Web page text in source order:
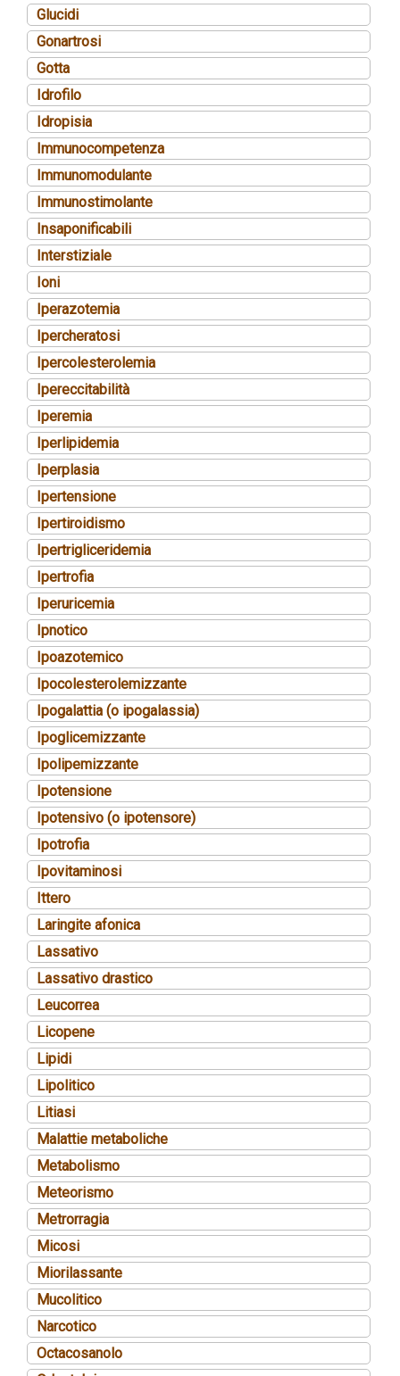
Glucidi
Gonartrosi
Gotta
Idrofilo
Idropisia
Immunocompetenza
Immunomodulante
Immunostimolante
Insaponificabili
Interstiziale
Ioni
Iperazotemia
Ipercheratosi
Ipercolesterolemia
Ipereccitabilità
Iperemia
Iperlipidemia
Iperplasia
Ipertensione
Ipertiroidismo
Ipertrigliceridemia
Ipertrofia
Iperuricemia
Ipnotico
Ipoazotemico
Ipocolesterolemizzante
Ipogalattia (o ipogalassia)
Ipoglicemizzante
Ipolipemizzante
Ipotensione
Ipotensivo (o ipotensore)
Ipotrofia
Ipovitaminosi
Ittero
Laringite afonica
Lassativo
Lassativo drastico
Leucorrea
Licopene
Lipidi
Lipolitico
Litiasi
Malattie metaboliche
Metabolismo
Meteorismo
Metrorragia
Micosi
Miorilassante
Mucolitico
Narcotico
Octacosanolo